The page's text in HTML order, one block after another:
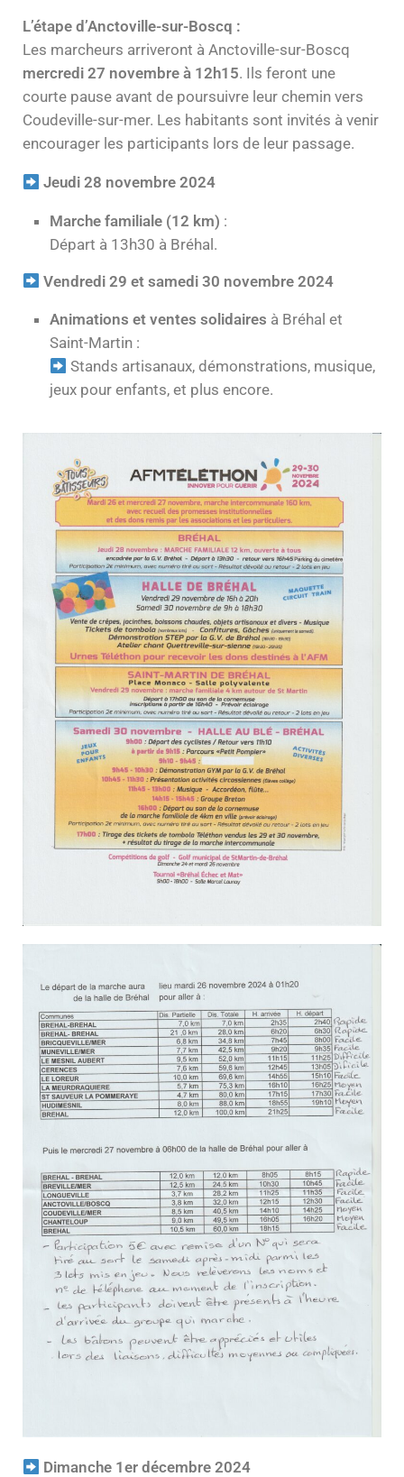
L’étape d’Anctoville-sur-Boscq :
Les marcheurs arriveront à Anctoville-sur-Boscq
mercredi 27 novembre à 12h15. Ils feront une
courte pause avant de poursuivre leur chemin vers
Coudeville-sur-mer. Les habitants sont invités à venir
encourager les participants lors de leur passage.
Jeudi 28 novembre 2024
Marche familiale (12 km) :
Départ à 13h30 à Bréhal.
Vendredi 29 et samedi 30 novembre 2024
Animations et ventes solidaires à Bréhal et
Saint-Martin :
Stands artisanaux, démonstrations, musique,
jeux pour enfants, et plus encore.
Dimanche 1er décembre 2024